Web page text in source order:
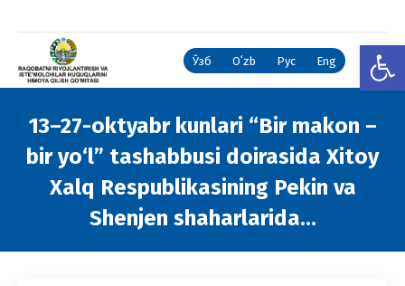
Ўзб Oʻzb Рус Eng
13–27-oktyabr kunlari “Bir makon –
bir yo‘l” tashabbusi doirasida Xitoy
Xalq Respublikasining Pekin va
Shenjen shaharlarida…